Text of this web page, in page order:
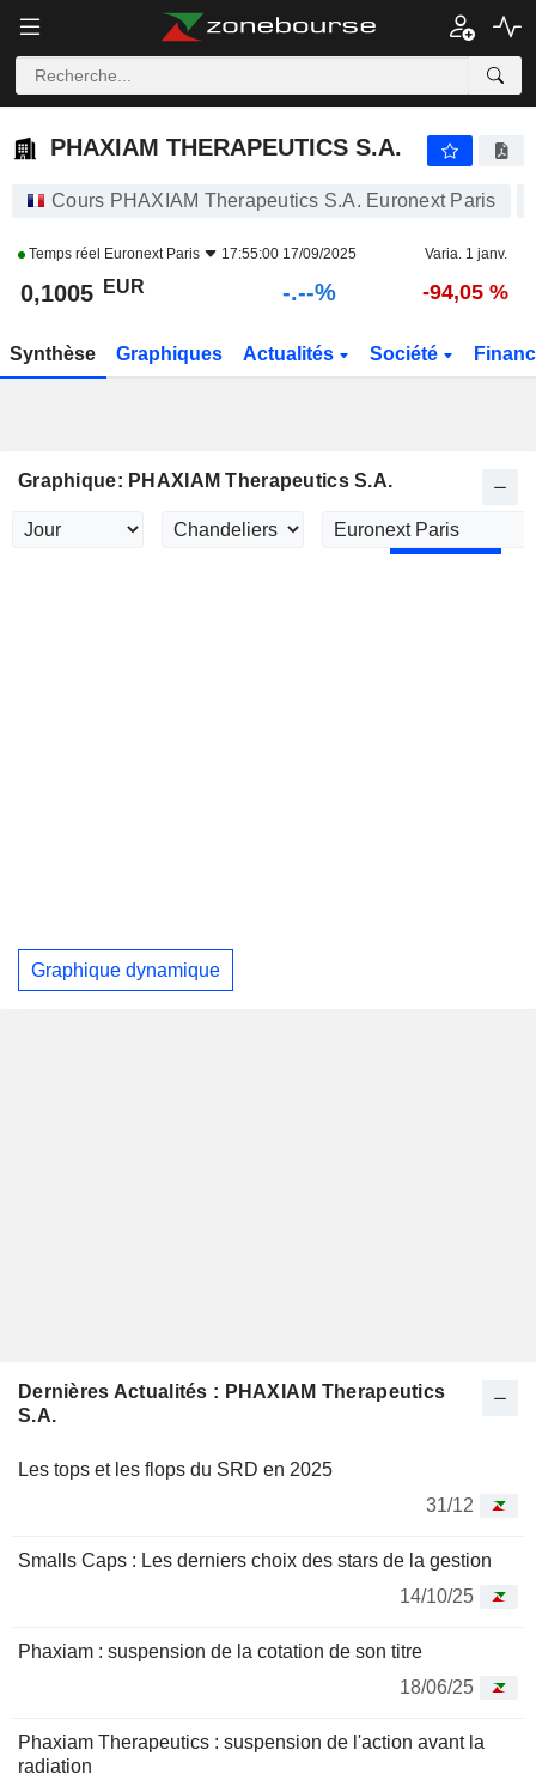
PHAXIAM THERAPEUTICS S.A. 0,1005 € -
PHAXIAM THERAPEUTICS S.A.
Cours PHAXIAM Therapeutics S.A. Euronext Paris
Temps réel Euronext Paris 17:55:00 17/09/2025 Varia. 1 janv.
0,1005 EUR -.--% -94,05 %
Synthèse Graphiques Actualités Société
Graphique: PHAXIAM Therapeutics S.A.
Graphique dynamique
Dernières Actualités : PHAXIAM Therapeutics
S.A.
Les tops et les flops du SRD en 2025
31/12
Smalls Caps : Les derniers choix des stars de la gestion
14/10/25
Phaxiam : suspension de la cotation de son titre
18/06/25
Phaxiam Therapeutics : suspension de l'action avant la
radiation